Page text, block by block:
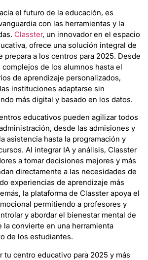
el futuro de la educación, es
con las herramientas y la
Classter, un innovador en el espacio
ofrece una solución integral de
prepara a los centros para 2025. Desde
de los alumnos hasta el
de aprendizaje personalizados,
instituciones adaptarse sin
más digital y basado en los datos.
educativos pueden agilizar todos
desde las admisiones y
asistencia hasta la programación y
Al integrar IA y análisis, Classter
a tomar decisiones mejores y más
directamente a las necesidades de
experiencias de aprendizaje más
la plataforma de Classter apoya el
permitiendo a profesores y
y abordar el bienestar mental de
la convierte en una herramienta
de los estudiantes.
tu centro educativo para 2025 y más